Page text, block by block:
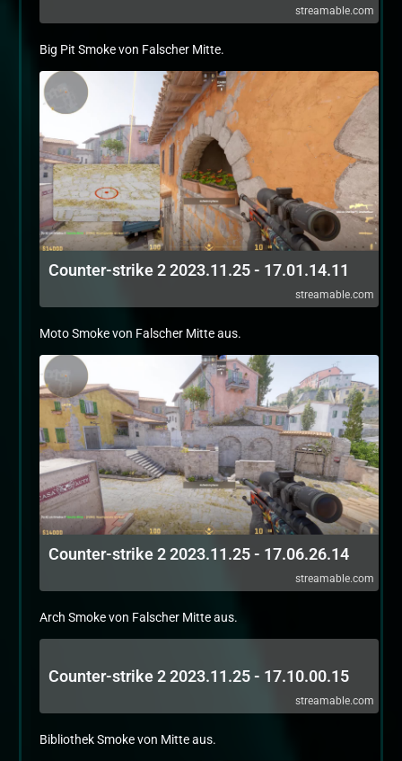
streamable.com
Big Pit Smoke von Falscher Mitte.
Counter-strike 2 2023.11.25 - 17.01.14.11
streamable.com
Moto Smoke von Falscher Mitte aus.
Counter-strike 2 2023.11.25 - 17.06.26.14
streamable.com
Arch Smoke von Falscher Mitte aus.
Counter-strike 2 2023.11.25 - 17.10.00.15
streamable.com
Bibliothek Smoke von Mitte aus.